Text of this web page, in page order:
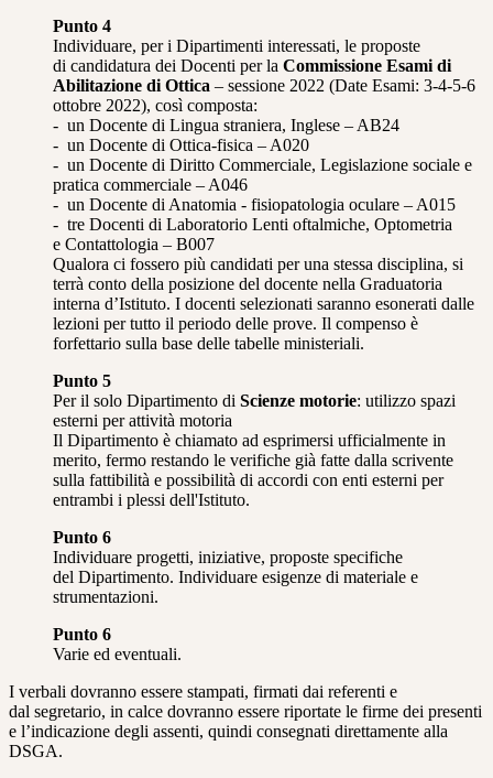
Punto 4
Individuare, per i Dipartimenti interessati, le proposte
di candidatura dei Docenti per la Commissione Esami di
Abilitazione di Ottica – sessione 2022 (Date Esami: 3-4-5-6
ottobre 2022), così composta:
- un Docente di Lingua straniera, Inglese – AB24
- un Docente di Ottica-fisica – A020
- un Docente di Diritto Commerciale, Legislazione sociale e
pratica commerciale – A046
- un Docente di Anatomia - fisiopatologia oculare – A015
- tre Docenti di Laboratorio Lenti oftalmiche, Optometria
e Contattologia – B007
Qualora ci fossero più candidati per una stessa disciplina, si
terrà conto della posizione del docente nella Graduatoria
interna d’Istituto. I docenti selezionati saranno esonerati dalle
lezioni per tutto il periodo delle prove. Il compenso è
forfettario sulla base delle tabelle ministeriali.
Punto 5
Per il solo Dipartimento di Scienze motorie: utilizzo spazi
esterni per attività motoria
Il Dipartimento è chiamato ad esprimersi ufficialmente in
merito, fermo restando le verifiche già fatte dalla scrivente
sulla fattibilità e possibilità di accordi con enti esterni per
entrambi i plessi dell'Istituto.
Punto 6
Individuare progetti, iniziative, proposte specifiche
del Dipartimento. Individuare esigenze di materiale e
strumentazioni.
Punto 6
Varie ed eventuali.
I verbali dovranno essere stampati, firmati dai referenti e
dal segretario, in calce dovranno essere riportate le firme dei presenti
e l’indicazione degli assenti, quindi consegnati direttamente alla
DSGA.